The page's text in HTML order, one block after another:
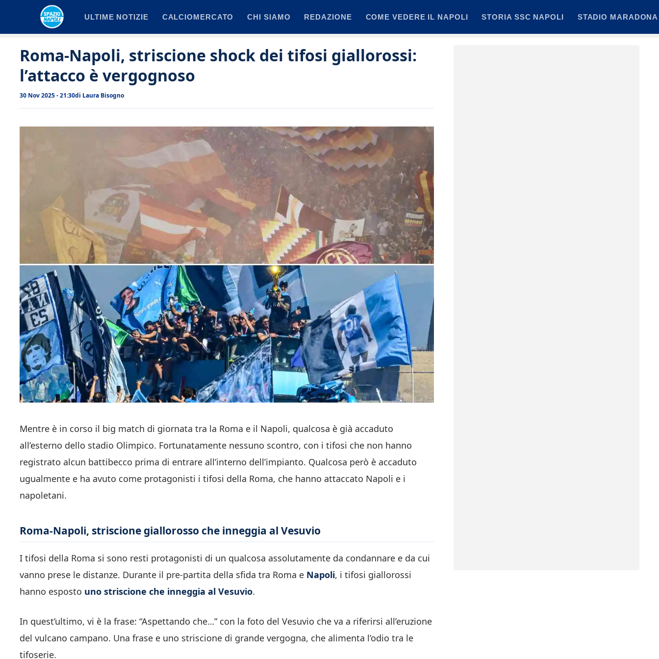
ULTIME NOTIZIE CALCIOMERCATO CHI SIAMO REDAZIONE COME VEDERE IL NAPOLI STORIA SSC NAPOLI STADIO MARADONA
Roma-Napoli, striscione shock dei tifosi giallorossi:
l’attacco è vergognoso
30 Nov 2025 - 21:30di Laura Bisogno
Mentre è in corso il big match di giornata tra la Roma e il Napoli, qualcosa è già accaduto
all’esterno dello stadio Olimpico. Fortunatamente nessuno scontro, con i tifosi che non hanno
registrato alcun battibecco prima di entrare all’interno dell’impianto. Qualcosa però è accaduto
ugualmente e ha avuto come protagonisti i tifosi della Roma, che hanno attaccato Napoli e i
napoletani.
Roma-Napoli, striscione giallorosso che inneggia al Vesuvio
I tifosi della Roma si sono resti protagonisti di un qualcosa assolutamente da condannare e da cui
vanno prese le distanze. Durante il pre-partita della sfida tra Roma e Napoli, i tifosi giallorossi
hanno esposto uno striscione che inneggia al Vesuvio.
In quest’ultimo, vi è la frase: “Aspettando che…” con la foto del Vesuvio che va a riferirsi all’eruzione
del vulcano campano. Una frase e uno striscione di grande vergogna, che alimenta l’odio tra le
tifoserie.